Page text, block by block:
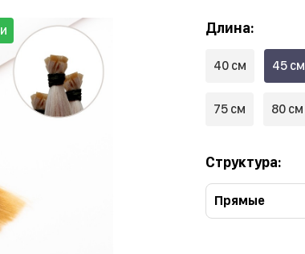
Длина:
40 см 45 см
75 см 80 см
Структура:
Прямые